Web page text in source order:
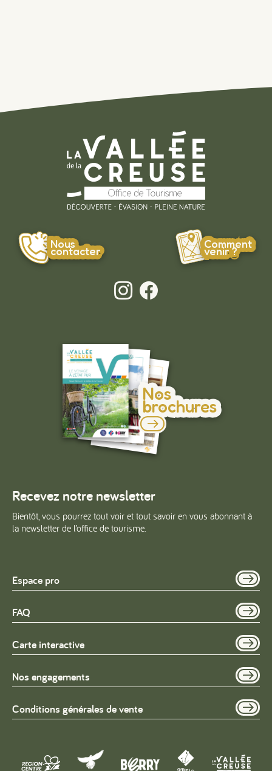
Nous
contacter
Comment
venir ?
Nos
brochures
Recevez notre newsletter
Bientôt, vous pourrez tout voir et tout savoir en vous abonnant à
la newsletter de l’office de tourisme.
Espace pro
FAQ
Carte interactive
Nos engagements
Conditions générales de vente